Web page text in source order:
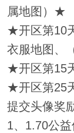
属地图）★
★开区第10
衣服地图、
★开区第15
★开区第25
提交头像奖
1、1.70公